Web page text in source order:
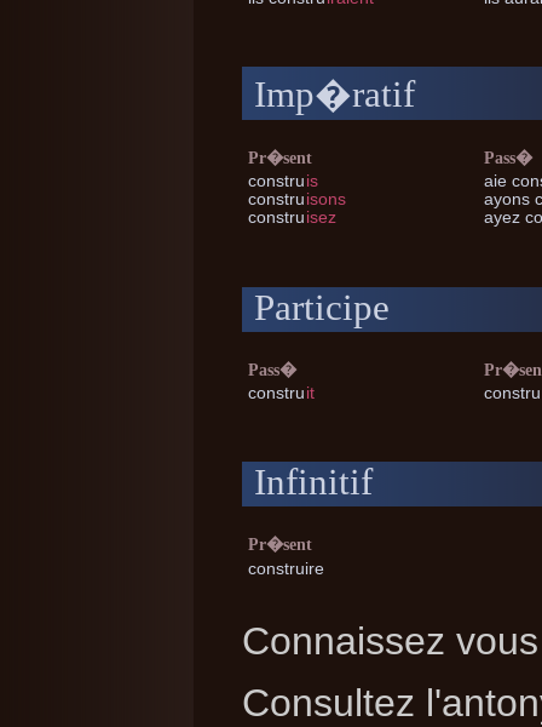
Imp�ratif
Pr�sent
construis
construisons
construisez
Pass�
aie
ayons
ayez
Participe
Pass�
construit
constru
Infinitif
Pr�sent
construire
Connaissez
Consultez